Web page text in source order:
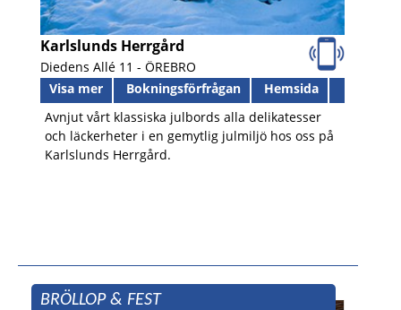
Karlslunds Herrgård
Diedens Allé 11 - ÖREBRO
Visa mer
Bokningsförfrågan
Hemsida
Avnjut vårt klassiska julbords alla delikatesser
och läckerheter i en gemytlig julmiljö hos oss på
Karlslunds Herrgård.
BRÖLLOP & FEST